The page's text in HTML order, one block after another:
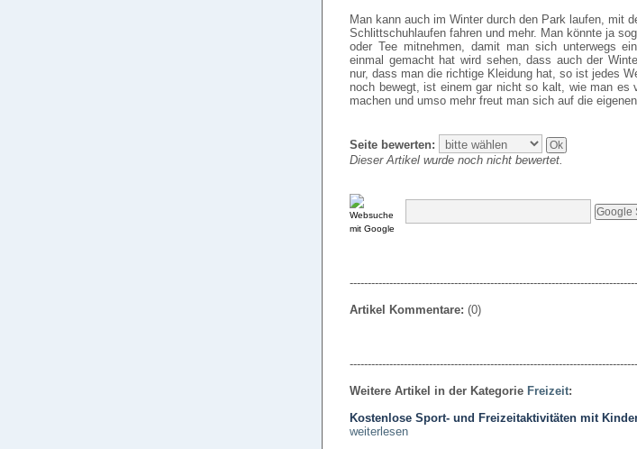
Man kann auch im Winter durch den Park laufen, mit
Schlittschuhlaufen fahren und mehr. Man könnte ja
oder Tee mitnehmen, damit man sich unterwegs
einmal gemacht hat wird sehen, dass auch der
nur, dass man die richtige Kleidung hat, so ist jedes
noch bewegt, ist einem gar nicht so kalt, wie man es
machen und umso mehr freut man sich auf die
Seite bewerten:
Dieser Artikel wurde noch nicht bewertet.
Artikel Kommentare: (0)
Weitere Artikel in der Kategorie Freizeit:
Kostenlose Sport- und Freizeitaktivitäten mit
weiterlesen